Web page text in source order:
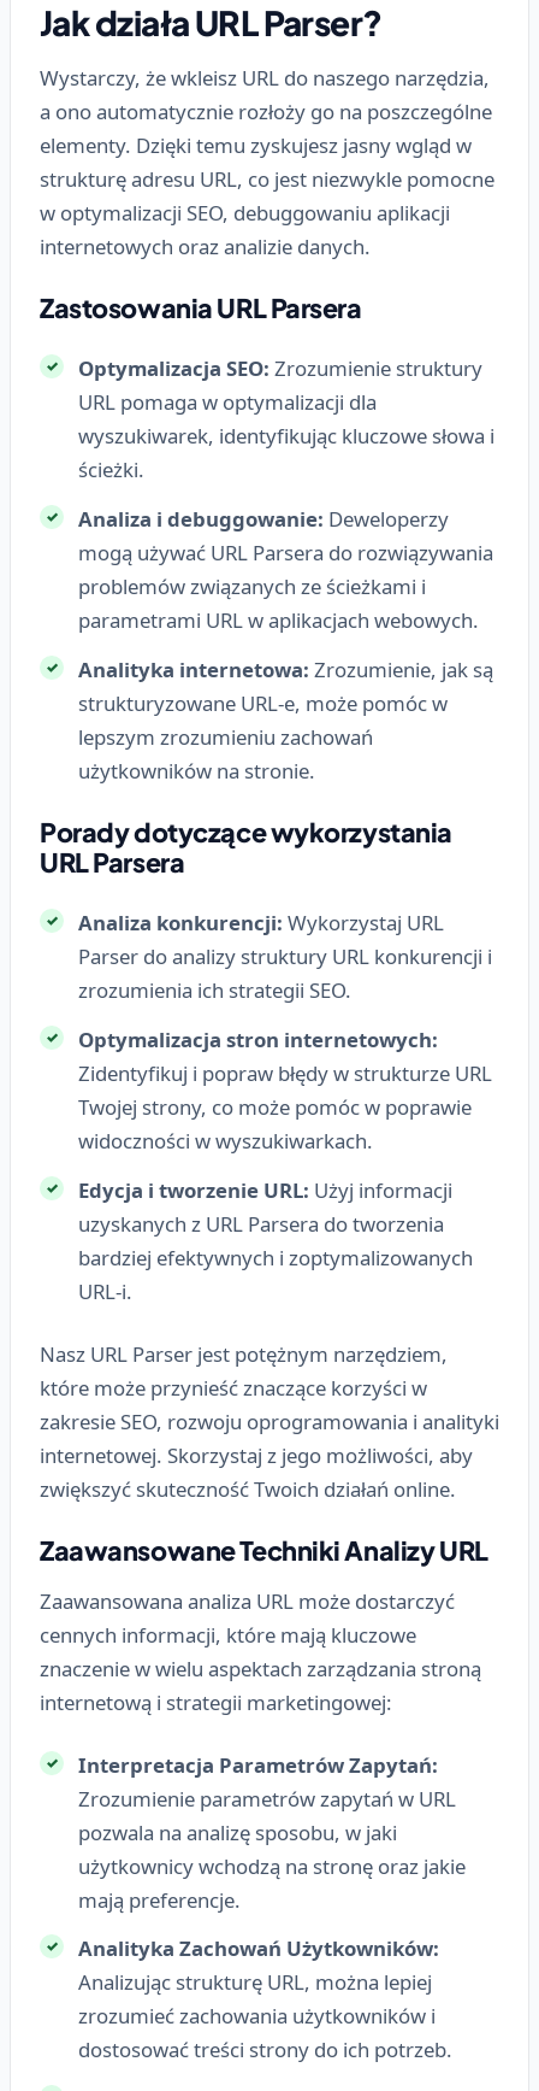
Jak działa URL Parser?
Wystarczy, że wkleisz URL do naszego narzędzia,
a ono automatycznie rozłoży go na poszczególne
elementy. Dzięki temu zyskujesz jasny wgląd w
strukturę adresu URL, co jest niezwykle pomocne
w optymalizacji SEO, debuggowaniu aplikacji
internetowych oraz analizie danych.
Zastosowania URL Parsera
Optymalizacja SEO: Zrozumienie struktury
URL pomaga w optymalizacji dla
wyszukiwarek, identyfikując kluczowe słowa i
ścieżki.
Analiza i debuggowanie: Deweloperzy
mogą używać URL Parsera do rozwiązywania
problemów związanych ze ścieżkami i
parametrami URL w aplikacjach webowych.
Analityka internetowa: Zrozumienie, jak są
strukturyzowane URL-e, może pomóc w
lepszym zrozumieniu zachowań
użytkowników na stronie.
Porady dotyczące wykorzystania
URL Parsera
Analiza konkurencji: Wykorzystaj URL
Parser do analizy struktury URL konkurencji i
zrozumienia ich strategii SEO.
Optymalizacja stron internetowych:
Zidentyfikuj i popraw błędy w strukturze URL
Twojej strony, co może pomóc w poprawie
widoczności w wyszukiwarkach.
Edycja i tworzenie URL: Użyj informacji
uzyskanych z URL Parsera do tworzenia
bardziej efektywnych i zoptymalizowanych
URL-i.
Nasz URL Parser jest potężnym narzędziem,
które może przynieść znaczące korzyści w
zakresie SEO, rozwoju oprogramowania i analityki
internetowej. Skorzystaj z jego możliwości, aby
zwiększyć skuteczność Twoich działań online.
Zaawansowane Techniki Analizy URL
Zaawansowana analiza URL może dostarczyć
cennych informacji, które mają kluczowe
znaczenie w wielu aspektach zarządzania stroną
internetową i strategii marketingowej:
Interpretacja Parametrów Zapytań:
Zrozumienie parametrów zapytań w URL
pozwala na analizę sposobu, w jaki
użytkownicy wchodzą na stronę oraz jakie
mają preferencje.
Analityka Zachowań Użytkowników:
Analizując strukturę URL, można lepiej
zrozumieć zachowania użytkowników i
dostosować treści strony do ich potrzeb.